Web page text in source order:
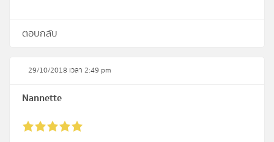
ตอบกลับ
29/10/2018 เวลา 2:49 pm
Nannette